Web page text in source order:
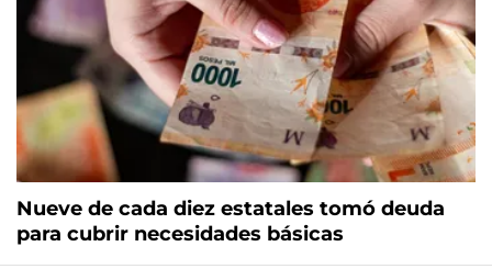
Nueve de cada diez estatales tomó deuda
para cubrir necesidades básicas